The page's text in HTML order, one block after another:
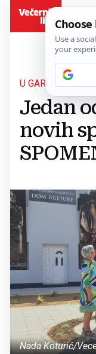
U GAREVCU
Jedan
novih
Nada Koturić/